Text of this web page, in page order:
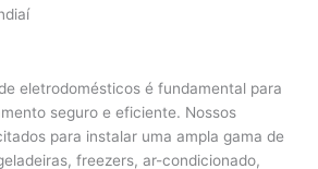
eletrodomésticos é fundamental para
seguro e eficiente. Nossos
para instalar uma ampla gama de
freezers, ar-condicionado,